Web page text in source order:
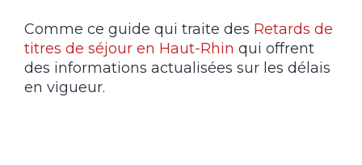
Comme ce guide qui traite des Retards de
titres de séjour en Haut-Rhin qui offrent
des informations actualisées sur les délais
en vigueur.